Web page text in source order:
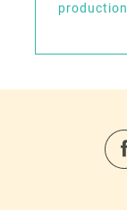
production